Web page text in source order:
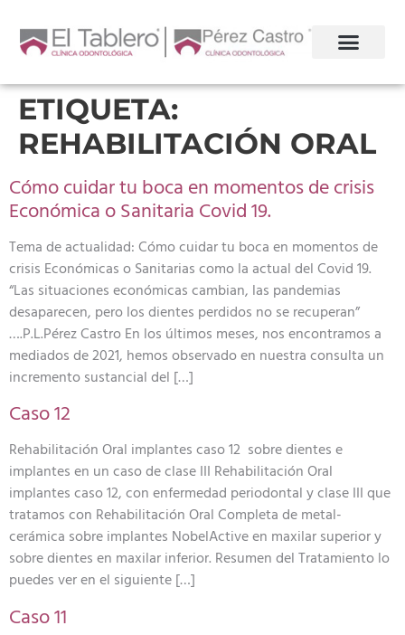
ETIQUETA:
REHABILITACIÓN ORAL
Cómo cuidar tu boca en momentos de crisis
Económica o Sanitaria Covid 19.
Tema de actualidad: Cómo cuidar tu boca en momentos de
crisis Económicas o Sanitarias como la actual del Covid 19.
“Las situaciones económicas cambian, las pandemias
desaparecen, pero los dientes perdidos no se recuperan”
….P.L.Pérez Castro En los últimos meses, nos encontramos a
mediados de 2021, hemos observado en nuestra consulta un
incremento sustancial del […]
Caso 12
Rehabilitación Oral implantes caso 12 sobre dientes e
implantes en un caso de clase III Rehabilitación Oral
implantes caso 12, con enfermedad periodontal y clase III que
tratamos con Rehabilitación Oral Completa de metal-
cerámica sobre implantes NobelActive en maxilar superior y
sobre dientes en maxilar inferior. Resumen del Tratamiento lo
puedes ver en el siguiente […]
Caso 11